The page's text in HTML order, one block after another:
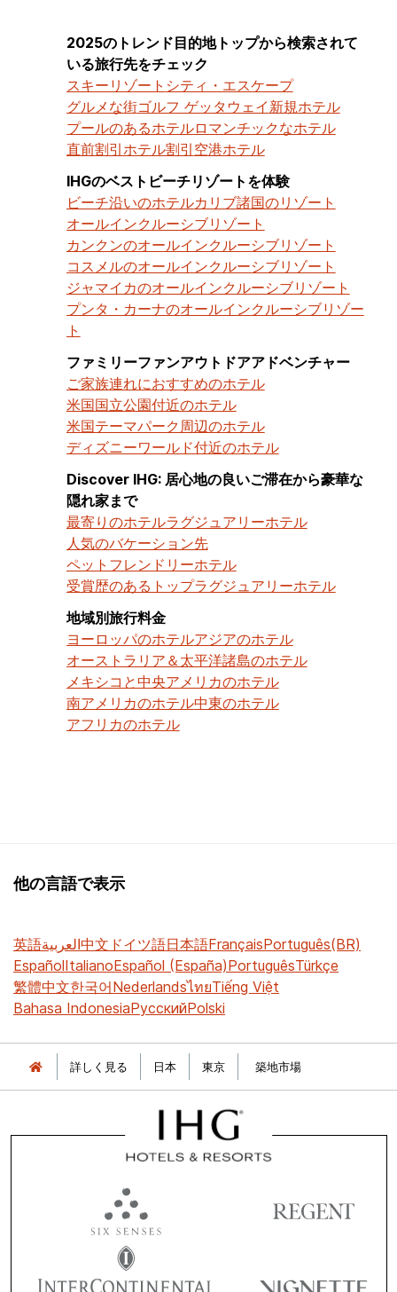
2025のトレンド目的地トップから検索されて
いる旅行先をチェック
スキーリゾート シティ・エスケープ
グルメな街ゴルフ ゲッタウェイ 新規ホテル
プールのあるホテルロマンチックなホテル
直前割引ホテル割引 空港ホテル
IHGのベストビーチリゾートを体験
ビーチ沿いのホテルカリブ諸国のリゾート
オールインクルーシブリゾート
カンクンのオールインクルーシブリゾート
コスメルのオールインクルーシブリゾート
ジャマイカのオールインクルーシブリゾート
プンタ・カーナのオールインクルーシブリゾー
ト
ファミリーファンアウトドアアドベンチャー
ご家族連れにおすすめのホテル
米国国立公園付近のホテル
米国テーマパーク周辺のホテル
ディズニーワールド付近のホテル
Discover IHG: 居心地の良いご滞在から豪華な
隠れ家まで
最寄りのホテルラグジュアリーホテル
人気のバケーション先
ペットフレンドリーホテル
受賞歴のあるトップラグジュアリーホテル
地域別旅行料金
ヨーロッパのホテルアジアのホテル
オーストラリア＆太平洋諸島のホテル
メキシコと中央アメリカのホテル
南アメリカのホテル中東のホテル
アフリカのホテル
他の言語で表示
英語العربية中文 ドイツ語日本語FrançaisPortuguês(BR)
EspañolItalianoEspañol (España)PortuguêsTürkçe
繁體中文한국어NederlandsไทยTiếng Việt
Bahasa IndonesiaРусскийPolski
詳しく見る 日本 東京 築地市場